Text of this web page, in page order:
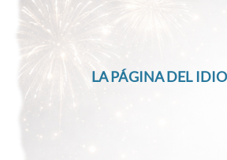
LA PÁGINA DEL